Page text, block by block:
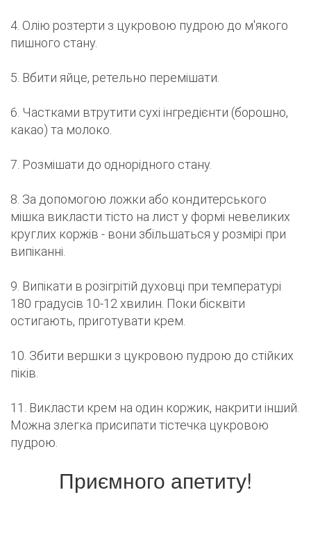
4. Олію розтерти з цукровою пудрою до м'якого
пишного стану.
5. Вбити яйце, ретельно перемішати.
6. Частками втрутити сухі інгредієнти (борошно,
какао) та молоко.
7. Розмішати до однорідного стану.
8. За допомогою ложки або кондитерського
мішка викласти тісто на лист у формі невеликих
круглих коржів - вони збільшаться у розмірі при
випіканні.
9. Випікати в розігрітій духовці при температурі
180 градусів 10-12 хвилин. Поки бісквіти
остигають, приготувати крем.
10. Збити вершки з цукровою пудрою до стійких
піків.
11. Викласти крем на один коржик, накрити інший.
Можна злегка присипати тістечка цукровою
пудрою.
Приємного апетиту!